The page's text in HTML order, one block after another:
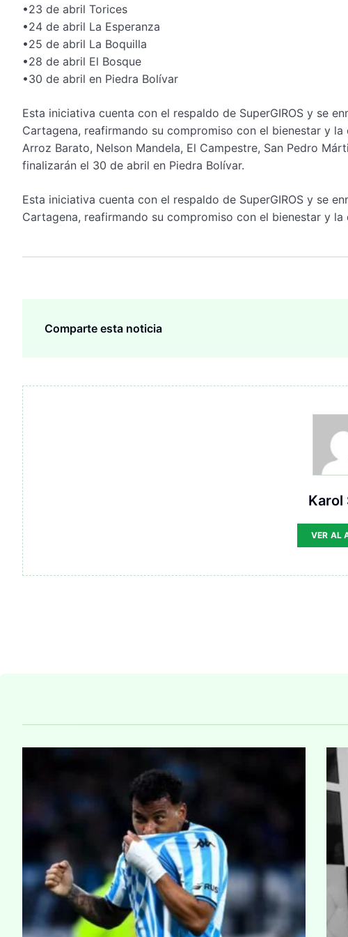
•23 de abril Torices
•24 de abril La Esperanza
•25 de abril La Boquilla
•28 de abril El Bosque
•30 de abril en Piedra Bolívar
Esta iniciativa cuenta con el respaldo de SuperGIROS y se
Cartagena, reafirmando su compromiso con el bienestar y
Arroz Barato, Nelson Mandela, El Campestre, San Pedro
finalizarán el 30 de abril en Piedra Bolívar.
Esta iniciativa cuenta con el respaldo de SuperGIROS y se
Cartagena, reafirmando su compromiso con el bienestar y
Comparte esta noticia
Karol
VER AL